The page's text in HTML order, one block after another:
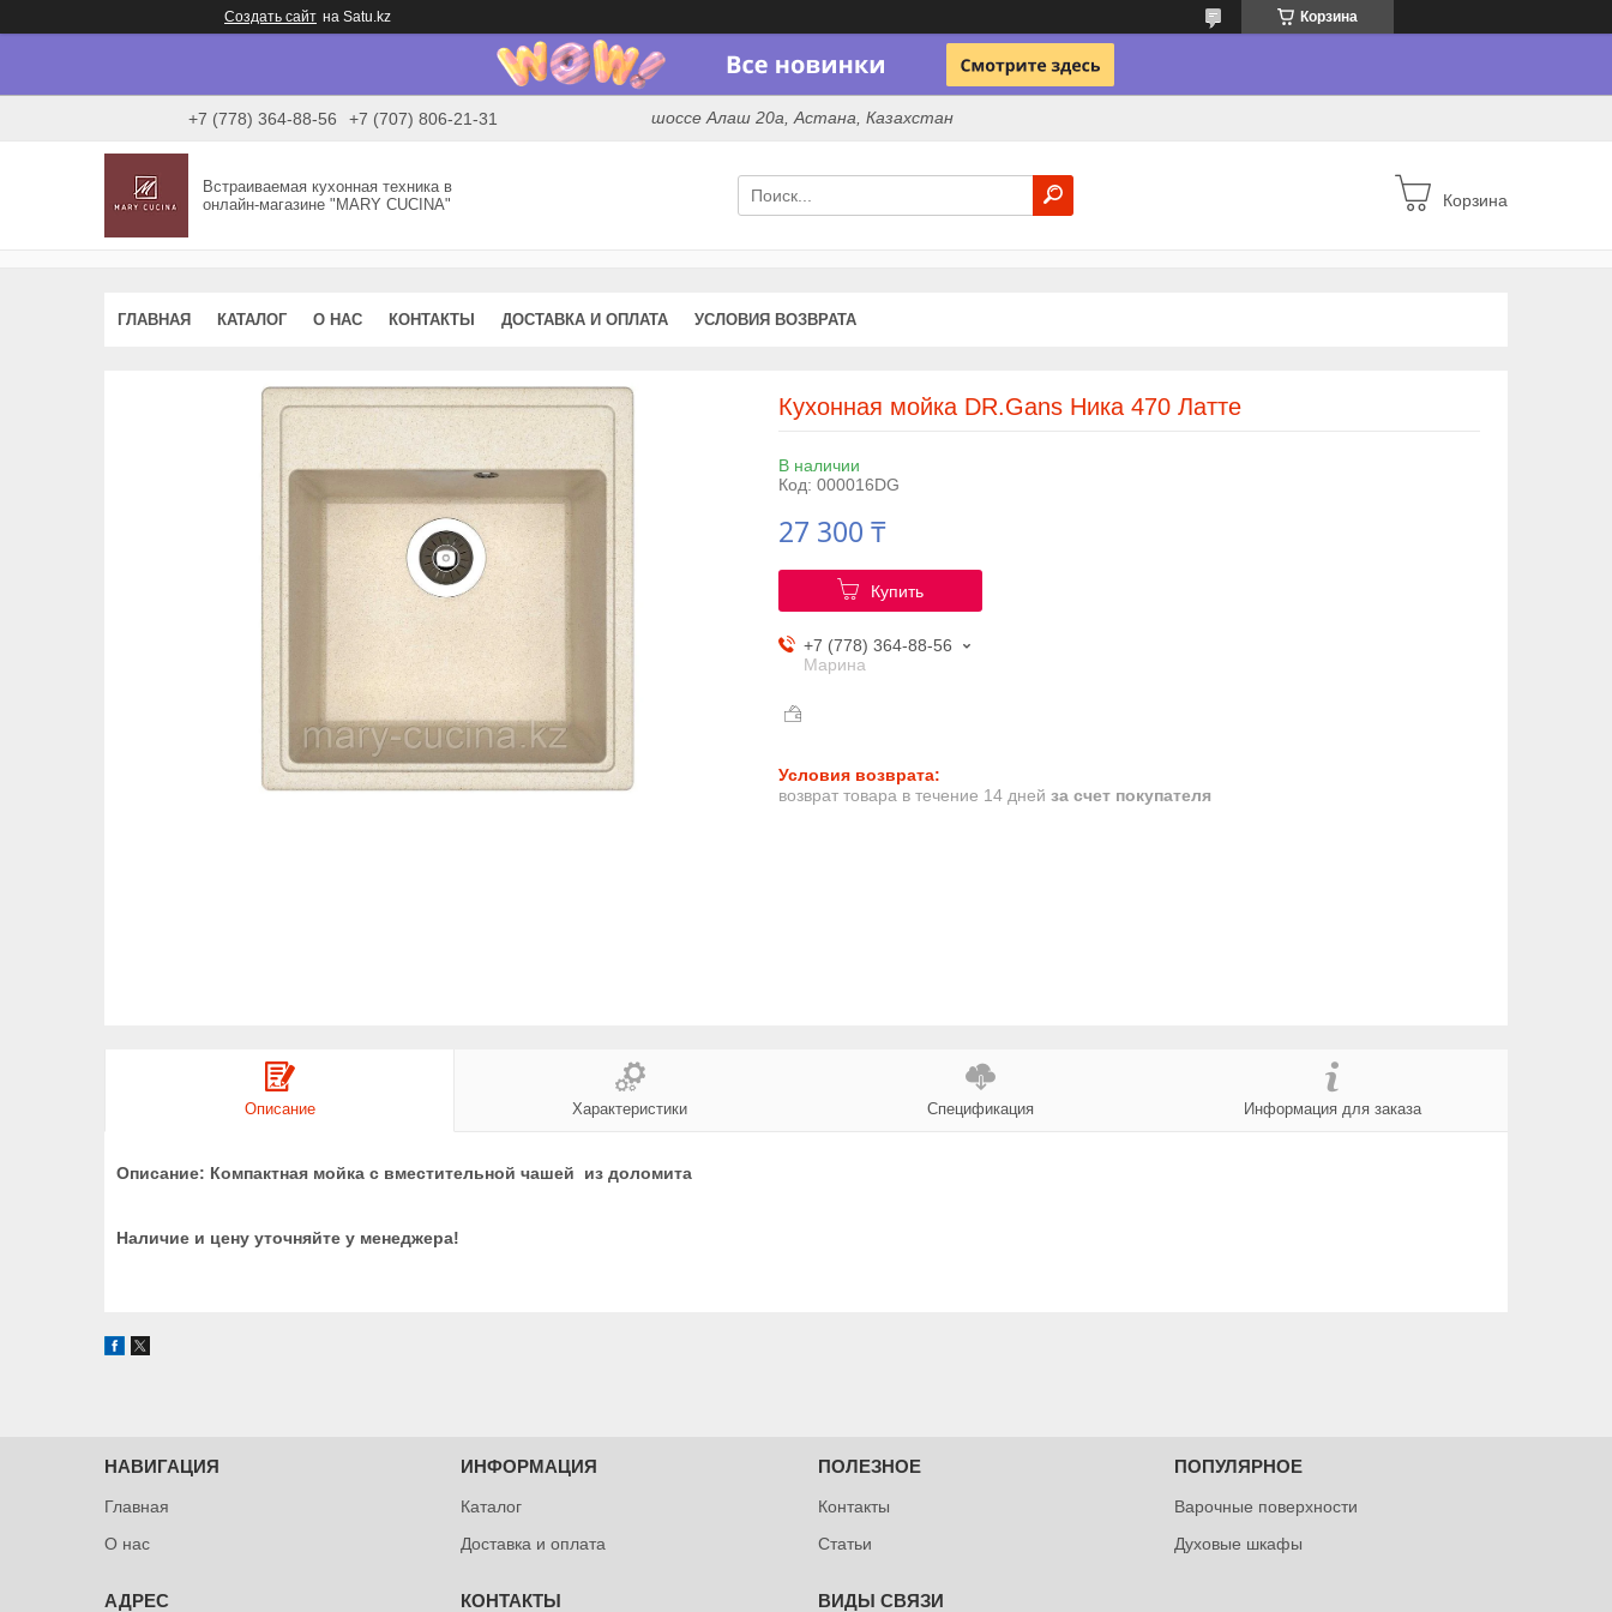
Создать сайт на Satu.kz Корзина
+7 (778) 364-88-56 +7 (707) 806-21-31 шоссе Алаш 20а, Астана, Казахстан
Встраиваемая кухонная техника в
онлайн-магазине "MARY CUCINA"
Корзина
ГЛАВНАЯ КАТАЛОГ О НАС КОНТАКТЫ ДОСТАВКА И ОПЛАТА УСЛОВИЯ ВОЗВРАТА
Кухонная мойка DR.Gans Ника 470 Латте
В наличии
Код: 000016DG
27 300 ₸
Купить
+7 (778) 364-88-56
Марина
возврат товара в течение 14 дней за счет покупателя
Описание Характеристики Спецификация Информация для заказа
Описание: Компактная мойка с вместительной чашей из доломита
Наличие и цену уточняйте у менеджера!
НАВИГАЦИЯ
Главная
О нас
ИНФОРМАЦИЯ
Каталог
Доставка и оплата
ПОЛЕЗНОЕ
Контакты
Статьи
ПОПУЛЯРНОЕ
Варочные поверхности
Духовые шкафы